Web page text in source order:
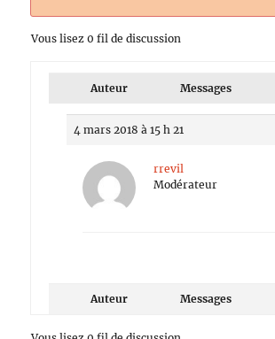
Vous lisez 0 fil de discussion
Auteur Messages
4 mars 2018 à 15 h 21
rrevil
Modérateur
Auteur Messages